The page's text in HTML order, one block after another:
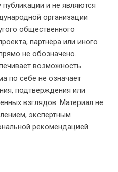
и не являются
организации
общественного
партнёра или иного
не обозначено.
возможность
по себе не означает
подтверждения или
взглядов. Материал не
экспертным
рекомендацией.